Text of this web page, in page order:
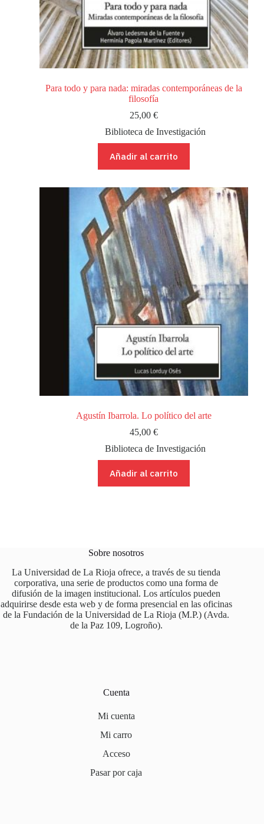
Para todo y para nada: miradas contemporáneas de la
filosofía
25,00 €
Biblioteca de Investigación
Añadir al carrito
Agustín Ibarrola. Lo político del arte
45,00 €
Biblioteca de Investigación
Añadir al carrito
Sobre nosotros
La Universidad de La Rioja ofrece, a través de su tienda
corporativa, una serie de productos como una forma de
difusión de la imagen institucional. Los artículos pueden
adquirirse desde esta web y de forma presencial en las oficinas
de la Fundación de la Universidad de La Rioja (M.P.) (Avda.
de la Paz 109, Logroño).
Cuenta
Mi cuenta
Mi carro
Acceso
Pasar por caja